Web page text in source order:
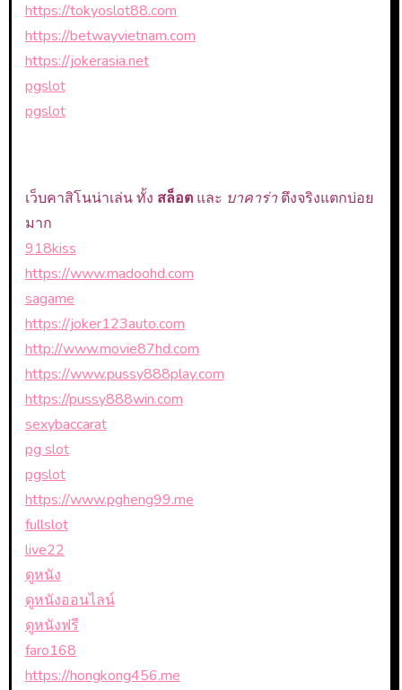
https://tokyoslot88.com
https://betwayvietnam.com
https://jokerasia.net
pgslot
pgslot
เว็บคาสิโนน่าเล่น ทั้ง สล็อตและ บาคาร่าตึงจริงแตกบ่อย
มาก
918kiss
https://www.madoohd.com
sagame
https://joker123auto.com
http://www.movie87hd.com
https://www.pussy888play.com
https://pussy888win.com
sexybaccarat
pg slot
pgslot
https://www.pgheng99.me
fullslot
live22
ดูหนัง
ดูหนังออนไลน์
ดูหนังฟรี
faro168
https://hongkong456.me